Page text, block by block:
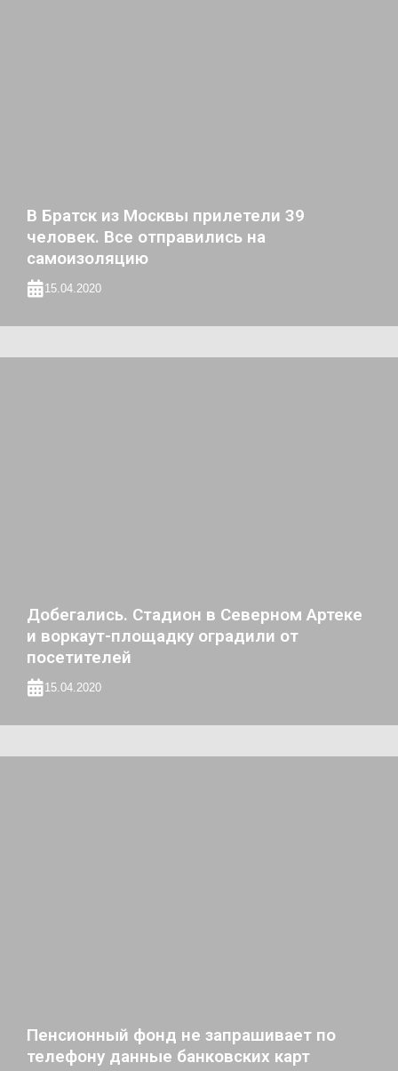
В Братск из Москвы прилетели 39
человек. Все отправились на
самоизоляцию
15.04.2020
Добегались. Стадион в Северном Артеке
и воркаут-площадку оградили от
посетителей
15.04.2020
Пенсионный фонд не запрашивает по
телефону данные банковских карт